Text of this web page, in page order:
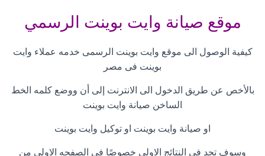
موقع صيانة وايت بوينت الرسمي
كيفية الوصول الى موقع وايت بوينت الرسمى خدمه عملاء وايت
بوينت فى مصر
بالأخص عن طريق الدخول الى الانترنت إلى أن ووضع كلمه الخط
الساخن صيانة وايت بوينت
او صيانة وايت بوينت او توكيل وايت بوينت
وسوف تجد فى النتائج الاولى خصوصًا فى الصفحه الاولى من